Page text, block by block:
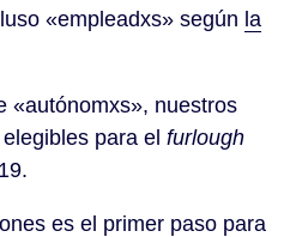
«empleadxs» según la
«autónomxs», nuestros
para el furlough
es el primer paso para